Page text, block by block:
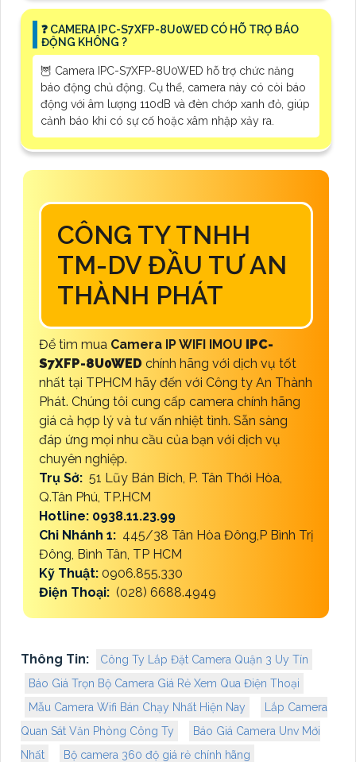
❓ CAMERA IPC-S7XFP-8U0WED CÓ HÕ TRỢ BÁO
ĐỘNG KHÔNG ?
🦉 Camera IPC-S7XFP-8U0WED hỗ trợ chức năng
báo động chủ động. Cụ thể, camera này có còi báo
động với âm lượng 110dB và đèn chớp xanh đỏ, giúp
cảnh báo khi có sự cố hoặc xâm nhập xảy ra.
CÔNG TY TNHH
TM-DV ĐẦU TƯ AN
THÀNH PHÁT
Để tìm mua Camera IP WIFI IMOU IPC-
S7XFP-8U0WED chính hãng với dịch vụ tốt
nhất tại TPHCM hãy đến với Công ty An Thành
Phát. Chúng tôi cung cấp camera chính hãng
giá cả hợp lý và tư vấn nhiệt tình. Sẵn sàng
đáp ứng mọi nhu cầu của bạn với dịch vụ
chuyên nghiệp.
Trụ Sở: 51 Lũy Bán Bích, P. Tân Thới Hòa,
Q.Tân Phú, TP.HCM
Hotline: 0938.11.23.99
Chi Nhánh 1: 445/38 Tân Hòa Đông,P Bình Trị
Đông, Bình Tân, TP HCM
Kỹ Thuật: 0906.855.330
Điện Thoại: (028) 6688.4949
Thông Tin:
Công Ty Lắp Đặt Camera Quận 3 Uy Tín
Báo Giá Trọn Bộ Camera Giá Rẻ Xem Qua Điện Thoại
Mẫu Camera Wifi Bán Chạy Nhất Hiện Nay
Lắp Camera
Quan Sát Văn Phòng Công Ty
Báo Giá Camera Unv Mới
Nhất
Bộ camera 360 độ giá rẻ chính hãng